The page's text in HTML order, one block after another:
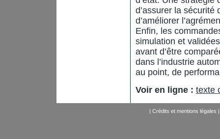
d’assurer la
d’améliorer
Enfin, les
simulation et
avant d’être
dans l’industrie
au point, de
Voir en ligne : texte
| Crédits et mentions légales